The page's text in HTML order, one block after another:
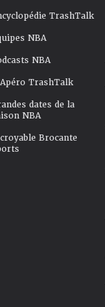
TrashTalk
NBA
NBA
TrashTalk
dates de la
NBA
Brocante